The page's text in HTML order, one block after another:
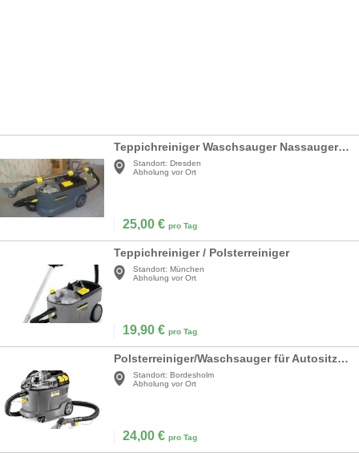
Teppichreiniger Waschsauger Nassauger mieten
Standort: Dresden
Abholung vor Ort
25,00 € pro Tag
Teppichreiniger / Polsterreiniger
Standort: München
Abholung vor Ort
19,90 € pro Tag
Polsterreiniger/Waschsauger für Autositze, Sofas & Teppiche (Textilien)
Standort: Bordesholm
Abholung vor Ort
24,00 € pro Tag